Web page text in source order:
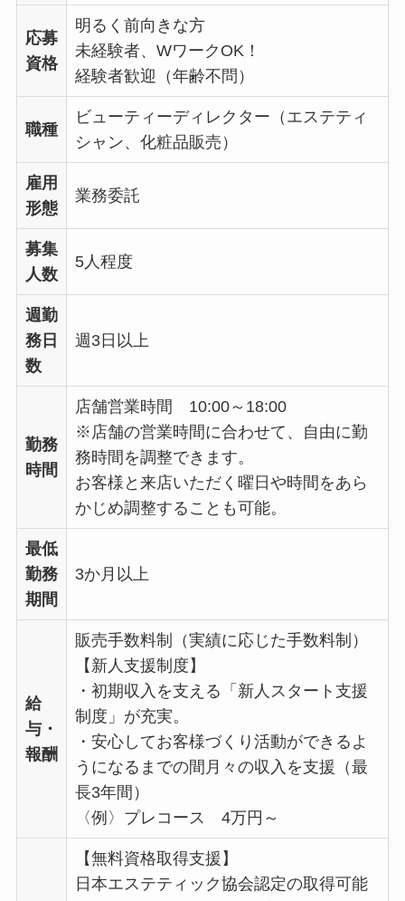
応募
資格
明るく前向きな方
未経験者、WワークOK！
経験者歓迎（年齢不問）
職種
ビューティーディレクター（エステティ
シャン、化粧品販売）
雇用
形態
業務委託
募集
人数
5人程度
週勤
務日
数
週3日以上
勤務
時間
店舗営業時間 10:00～18:00
※店舗の営業時間に合わせて、自由に勤
務時間を調整できます。
お客様と来店いただく曜日や時間をあら
かじめ調整することも可能。
最低
勤務
期間
3か月以上
給
与・
報酬
販売手数料制（実績に応じた手数料制）
【新人支援制度】
・初期収入を支える「新人スタート支援
制度」が充実。
・安心してお客様づくり活動ができるよ
うになるまでの間月々の収入を支援（最
長3年間）
〈例〉プレコース 4万円～
【無料資格取得支援】
日本エステティック協会認定の取得可能